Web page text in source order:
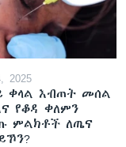
2025
ቀላል እብጠት መሰል
የቆዳ ቀለምን
ምልክቶች ለጤና